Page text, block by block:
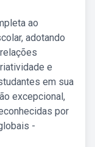
ao
adotando
e
em sua
excepcional,
por
-